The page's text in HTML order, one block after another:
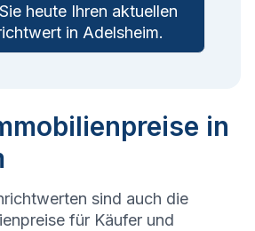
heute Ihren aktuellen
in Adelsheim.
in
sind auch die
für Käufer und